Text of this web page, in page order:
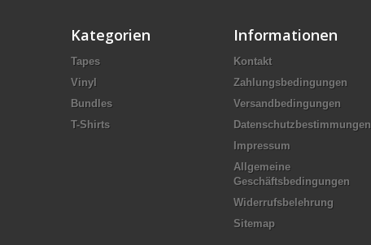
Kategorien
Tapes
Vinyl
Bundles
T-Shirts
Informationen
Kontakt
Zahlungsbedingungen
Versandbedingungen
Datenschutzbestimmungen
Impressum
Allgemeine
Geschäftsbedingungen
Widerrufsbelehrung
Sitemap